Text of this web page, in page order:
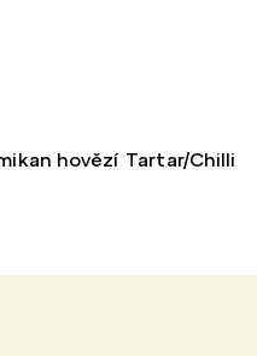
hovězí Tartar/Chilli